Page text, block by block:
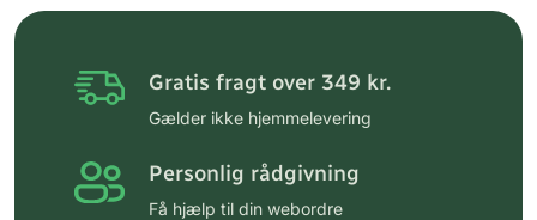
Gratis fragt over 349 kr.
Gælder ikke hjemmelevering
Personlig rådgivning
Få hjælp til din webordre